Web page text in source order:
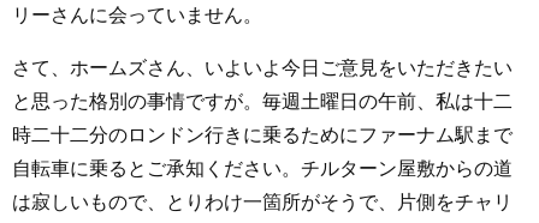
リーさんに会っていません。
さて、ホームズさん、いよいよ今日ご意見をいただきたい
と思った格別の事情ですが。毎週土曜日の午前、私は十二
時二十二分のロンドン行きに乗るためにファーナム駅まで
自転車に乗るとご承知ください。チルターン屋敷からの道
は寂しいもので、とりわけ一箇所がそうで、片側をチャリ